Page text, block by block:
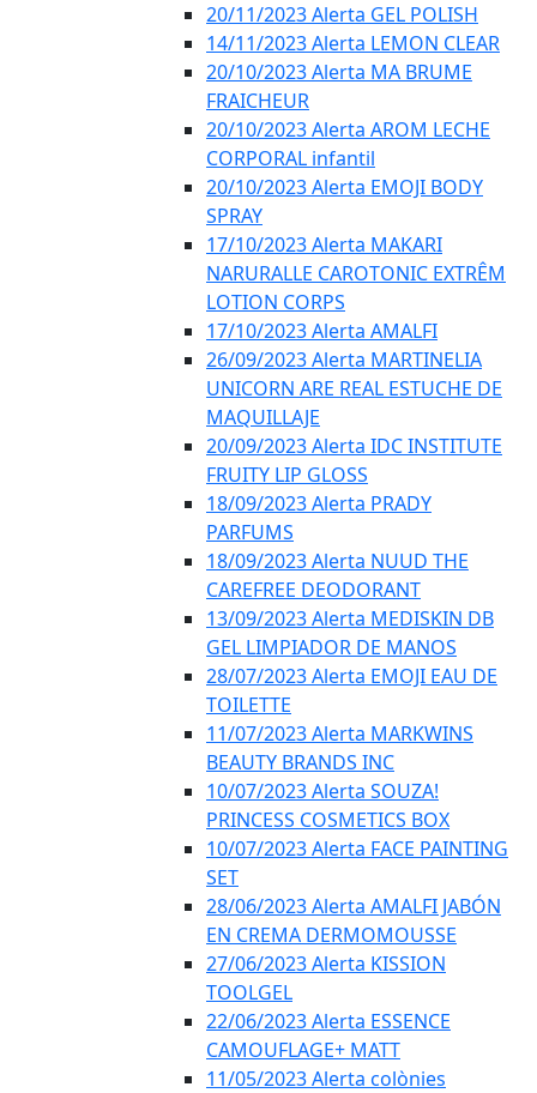
20/11/2023 Alerta GEL POLISH
14/11/2023 Alerta LEMON CLEAR
20/10/2023 Alerta MA BRUME
FRAICHEUR
20/10/2023 Alerta AROM LECHE
CORPORAL infantil
20/10/2023 Alerta EMOJI BODY
SPRAY
17/10/2023 Alerta MAKARI
NARURALLE CAROTONIC EXTRÊM
LOTION CORPS
17/10/2023 Alerta AMALFI
26/09/2023 Alerta MARTINELIA
UNICORN ARE REAL ESTUCHE DE
MAQUILLAJE
20/09/2023 Alerta IDC INSTITUTE
FRUITY LIP GLOSS
18/09/2023 Alerta PRADY
PARFUMS
18/09/2023 Alerta NUUD THE
CAREFREE DEODORANT
13/09/2023 Alerta MEDISKIN DB
GEL LIMPIADOR DE MANOS
28/07/2023 Alerta EMOJI EAU DE
TOILETTE
11/07/2023 Alerta MARKWINS
BEAUTY BRANDS INC
10/07/2023 Alerta SOUZA!
PRINCESS COSMETICS BOX
10/07/2023 Alerta FACE PAINTING
SET
28/06/2023 Alerta AMALFI JABÓN
EN CREMA DERMOMOUSSE
27/06/2023 Alerta KISSION
TOOLGEL
22/06/2023 Alerta ESSENCE
CAMOUFLAGE+ MATT
11/05/2023 Alerta colònies